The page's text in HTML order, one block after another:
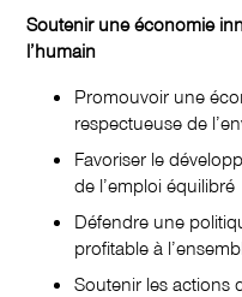
Soutenir une économie
l’humain
Promouvoir une
respectueuse de
Favoriser le
de l’emploi équilibré
Défendre une
profitable à
Soutenir les actions